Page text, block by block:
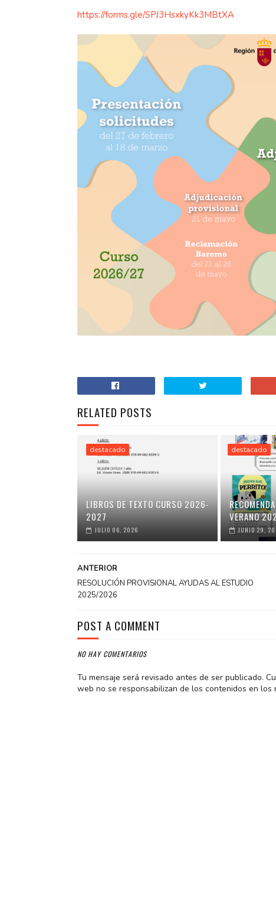
https://forms.gle/SPJ3HsxkyKk3MBtXA
RELATED POSTS
destacado
LIBROS DE TEXTO CURSO 2026-
2027
JULIO 06, 2026
destacado
VERANO
JUNIO 29,
ANTERIOR
RESOLUCIÓN PROVISIONAL AYUDAS AL ESTUDIO
2025/2026
POST A COMMENT
NO HAY COMENTARIOS
Tu mensaje será revisado antes de ser publicado.
web no se responsabilizan de los contenidos en los